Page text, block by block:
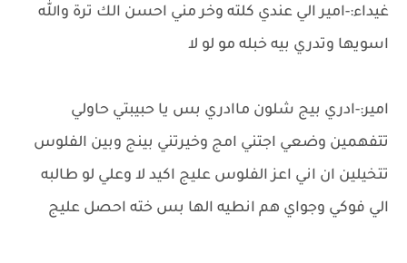
غيداء:-امير الي عندي كلته وخر مني احسن الك ترة والله
اسويها وتدري بيه خبله مو لو لا
امير:-ادري بيج شلون ماادري بس يا حبيبتي حاولي
تتفهمين وضعي اجتني امج وخيرتني بينج وبين الفلوس
تتخيلين ان اني اعز الفلوس عليج اكيد لا وعلي لو طالبه
الي فوكي وجواي هم انطيه الها بس خته احصل عليج